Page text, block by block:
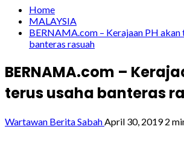
Home
MALAYSIA
BERNAMA.com – Kerajaan PH akan
banteras rasuah
BERNAMA.com –
terus usaha banteras
Wartawan Berita SabahApril 30, 20192